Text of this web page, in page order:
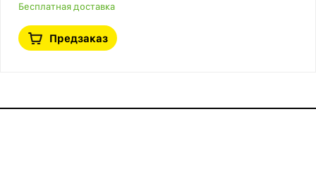
Бесплатная доставка
Предзаказ